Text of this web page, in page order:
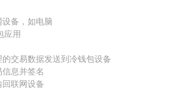
备，如电脑
应用
交易数据发送到冷钱包设备
息并签名
联网设备